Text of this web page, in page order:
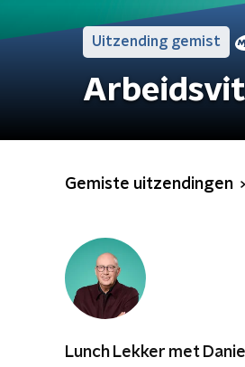
Uitzending gemist
Gemiste uitzendingen
Lunch Lekker met Daniel